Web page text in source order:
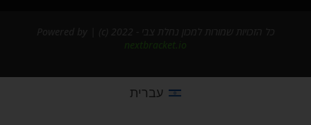
nextbracket.io
עברית